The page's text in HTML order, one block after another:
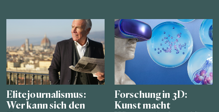
Elitejournalismus:
Wer kann sich den
Forschung in 3D:
Kunst macht